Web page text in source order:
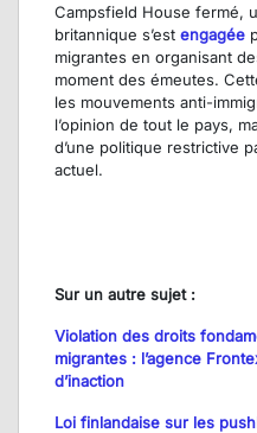
Campsfield House fermé,
britannique s’est engagée
migrantes en organisant
moment des émeutes.
les mouvements anti-
l’opinion de tout le pays,
d’une politique restrictive
actuel.
Sur un autre sujet :
Violation des droits
migrantes : l’agence
d’inaction
Loi finlandaise sur les